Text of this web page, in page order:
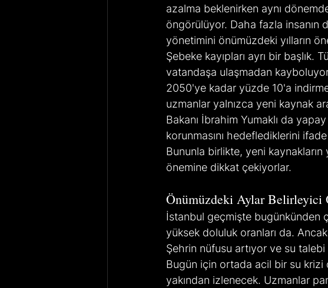
azalma beklenirken aynı
öngörülüyor. Daha fazla insanın
yönetimini önümüzdeki yılların
Şebeke kayıpları ayrı bir başlık.
vatandaşa ulaşmadan
2050'ye kadar yüzde 10'a
uzmanlar yalnızca yeni kaynak
Bakanı İbrahim Yumaklı da
korunmasını hedeflediklerini
Bununla birlikte, yeni kaynakların
önemine dikkat çekiyorlar.
Önümüzdeki Aylar Belirleyici
İstanbul geçmişte bugünkünden
yüksek doluluk oranları da.
Şehrin nüfusu artıyor ve su
Bugün için ortada acil bir su
yakından izlenecek. Uzmanlar